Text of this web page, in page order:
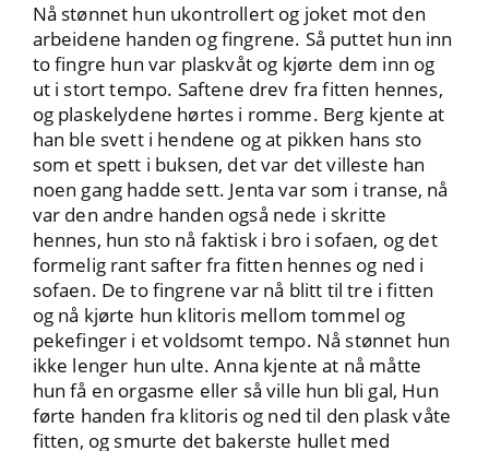
Nå stønnet hun ukontrollert og joket mot den
arbeidene handen og fingrene. Så puttet hun inn
to fingre hun var plaskvåt og kjørte dem inn og
ut i stort tempo. Saftene drev fra fitten hennes,
og plaskelydene hørtes i romme. Berg kjente at
han ble svett i hendene og at pikken hans sto
som et spett i buksen, det var det villeste han
noen gang hadde sett. Jenta var som i transe, nå
var den andre handen også nede i skritte
hennes, hun sto nå faktisk i bro i sofaen, og det
formelig rant safter fra fitten hennes og ned i
sofaen. De to fingrene var nå blitt til tre i fitten
og nå kjørte hun klitoris mellom tommel og
pekefinger i et voldsomt tempo. Nå stønnet hun
ikke lenger hun ulte. Anna kjente at nå måtte
hun få en orgasme eller så ville hun bli gal, Hun
førte handen fra klitoris og ned til den plask våte
fitten, og smurte det bakerste hullet med